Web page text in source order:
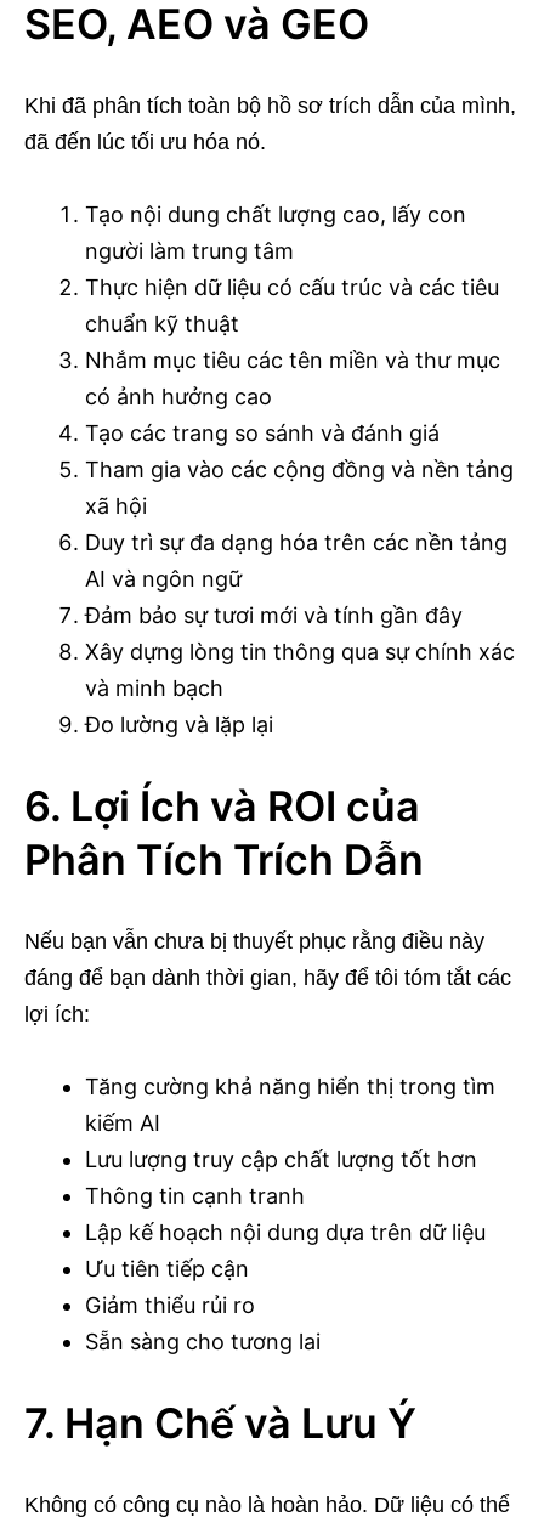
SEO, AEO và GEO
Khi đã phân tích toàn bộ hồ sơ trích dẫn của mình,
đã đến lúc tối ưu hóa nó.
Tạo nội dung chất lượng cao, lấy con
người làm trung tâm
Thực hiện dữ liệu có cấu trúc và các tiêu
chuẩn kỹ thuật
Nhắm mục tiêu các tên miền và thư mục
có ảnh hưởng cao
Tạo các trang so sánh và đánh giá
Tham gia vào các cộng đồng và nền tảng
xã hội
Duy trì sự đa dạng hóa trên các nền tảng
AI và ngôn ngữ
Đảm bảo sự tươi mới và tính gần đây
Xây dựng lòng tin thông qua sự chính xác
và minh bạch
Đo lường và lặp lại
6. Lợi Ích và ROI của
Phân Tích Trích Dẫn
Nếu bạn vẫn chưa bị thuyết phục rằng điều này
đáng để bạn dành thời gian, hãy để tôi tóm tắt các
lợi ích:
Tăng cường khả năng hiển thị trong tìm
kiếm AI
Lưu lượng truy cập chất lượng tốt hơn
Thông tin cạnh tranh
Lập kế hoạch nội dung dựa trên dữ liệu
Ưu tiên tiếp cận
Giảm thiểu rủi ro
Sẵn sàng cho tương lai
7. Hạn Chế và Lưu Ý
Không có công cụ nào là hoàn hảo. Dữ liệu có thể